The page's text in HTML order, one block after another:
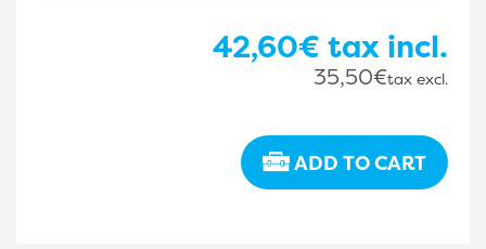
42,60€ tax incl.
35,50€tax excl.
ADD TO CART